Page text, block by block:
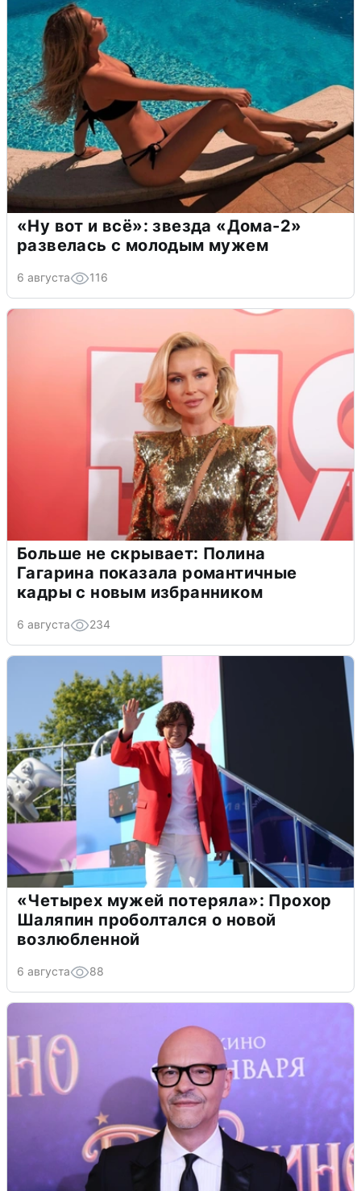
«Ну вот и всё»: звезда «Дома-2»
развелась с молодым мужем
6 августа 116
Больше не скрывает: Полина
Гагарина показала романтичные
кадры с новым избранником
6 августа 234
«Четырех мужей потеряла»: Прохор
Шаляпин проболтался о новой
возлюбленной
6 августа 88